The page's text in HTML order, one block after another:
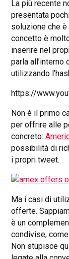
La più recente
presentata
soluzione che è
concetto è
inserire nel
parla
utilizzando
https://
Non è il primo
per offrire alle
concreto:
possibilità di
i propri tweet.
Ma i casi di
offerte.
è un
condivise,
Non stupisce